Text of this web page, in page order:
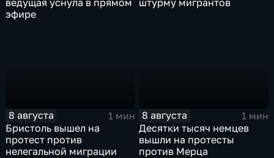
ведущая уснула в прямом
эфире
штурму мигрантов
8 августа
1 мин
Бристоль вышел на
протест против
нелегальной миграции
8 августа
1 мин
Десятки тысяч немцев
вышли на протесты
против Мерца